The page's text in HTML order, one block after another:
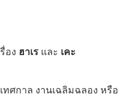
อง ฮาเร และ เคะ
ทศกาล งานเฉลิมฉลอง หรือ